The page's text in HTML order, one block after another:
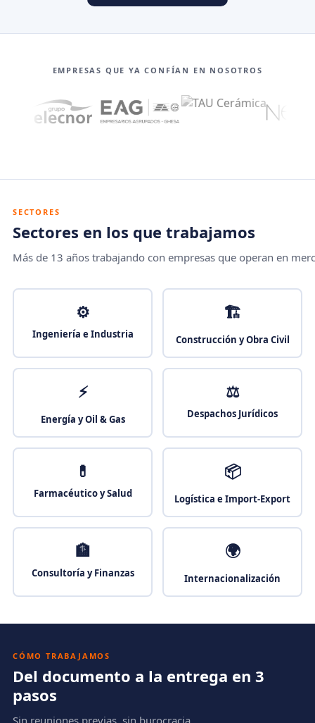
EMPRESAS QUE YA CONFÍAN EN NOSOTROS
SECTORES
Sectores en los que trabajamos
Más de 13 años trabajando con empresas que operan en
⚙️
Ingeniería e Industria
🏗️
Construcción y Obra Civil
⚡
Energía y Oil & Gas
⚖️
Despachos Jurídicos
💊
Farmacéutico y Salud
📦
Logística e Import-Export
🏦
Consultoría y Finanzas
🌍
Internacionalización
CÓMO TRABAJAMOS
Del documento a la entrega en 3
pasos
Sin reuniones previas, sin burocracia.